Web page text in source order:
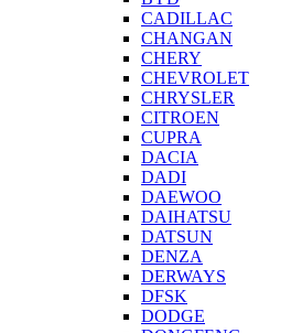
CADILLAC
CHANGAN
CHERY
CHEVROLET
CHRYSLER
CITROEN
CUPRA
DACIA
DADI
DAEWOO
DAIHATSU
DATSUN
DENZA
DERWAYS
DFSK
DODGE